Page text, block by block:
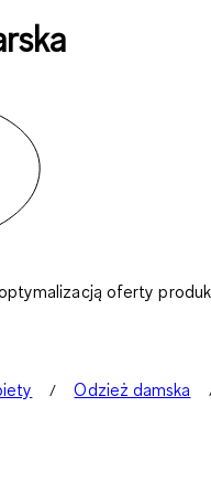
oferty
Odzież damska